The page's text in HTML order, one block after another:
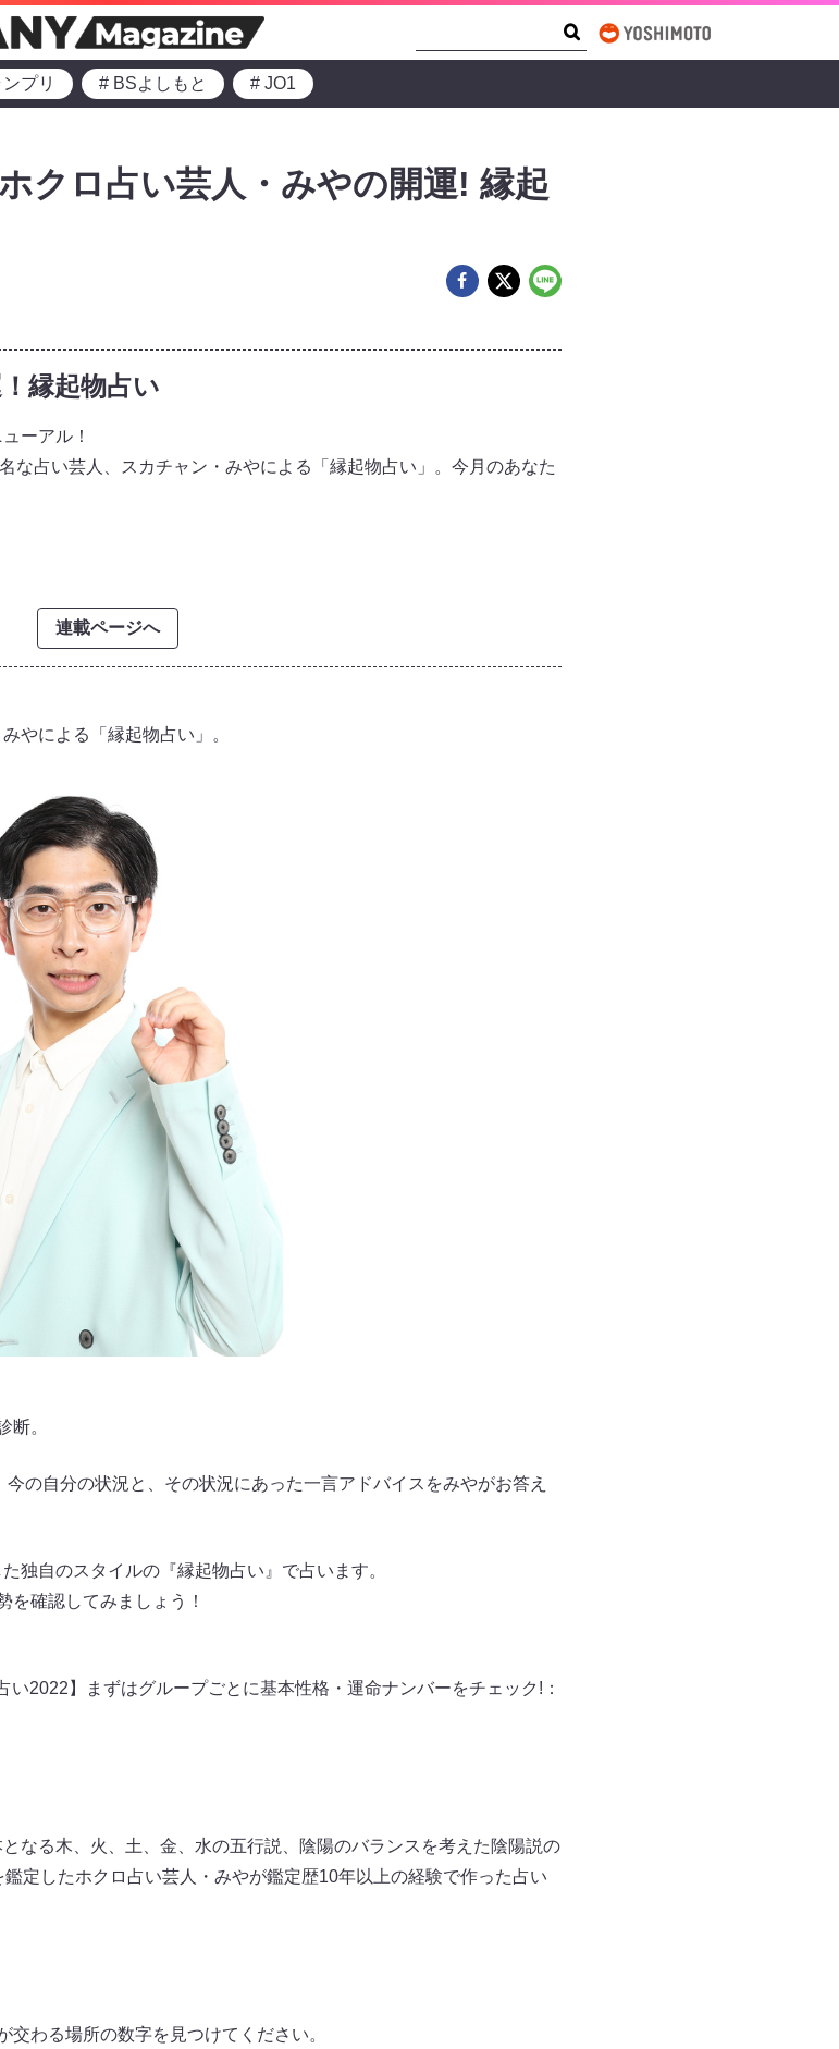
プリ # BSよしもと # JO1
クロ占い芸人・みやの開運! 縁起
縁起物占い
ーアル！
な占い芸人、スカチャン・みやによる「縁起物占い」。今月のあなた
連載ページへ
やによる「縁起物占い」。
断。
の自分の状況と、その状況にあった一言アドバイスをみやがお答え
独自のスタイルの『縁起物占い』で占います。
を確認してみましょう！
い2022】まずはグループごとに基本性格・運命ナンバーをチェック!：
なる木、火、土、金、水の五行説、陰陽のバランスを考えた陰陽説の
定したホクロ占い芸人・みやが鑑定歴10年以上の経験で作った占い
わる場所の数字を見つけてください。